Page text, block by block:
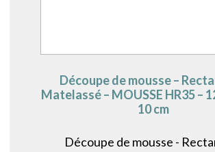
Découpe de mousse –
Matelassé – MOUSSE HR35 –
10 cm
Découpe de mousse -